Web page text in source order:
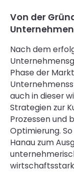
Von der
Nach dem
Phase der
auch in dieser
Strategien zur
Prozessen und
Optimierung.
Hanau zum